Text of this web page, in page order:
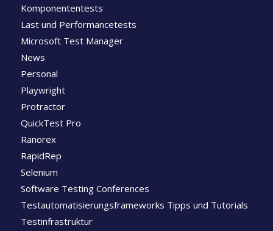
Komponententests
Last und Performancetests
Microsoft Test Manager
News
Personal
Playwright
Protractor
QuickTest Pro
Ranorex
RapidRep
Selenium
Software Testing Conferences
Testautomatisierungsframeworks Tipps und Tutorials
Testinfrastruktur